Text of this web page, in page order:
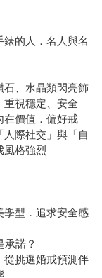
的人．名人與名
石、水晶類閃亮飾
重視穩定、安全
在價值．偏好戒
際社交」與「自
風格強烈
學型．追求安全感
承諾？
從挑選婚戒預測伴